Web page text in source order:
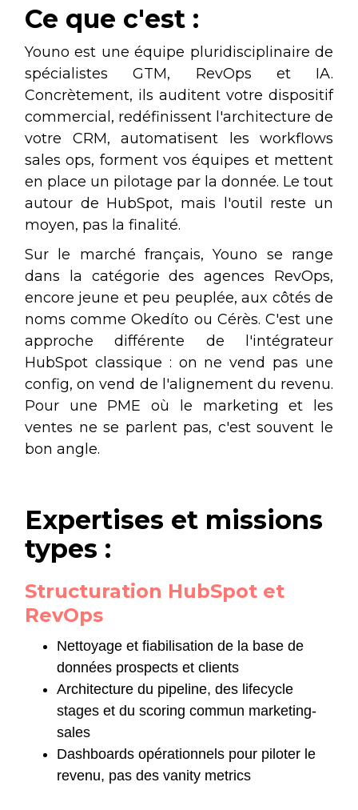
Ce que c'est :
Youno est une équipe pluridisciplinaire de
spécialistes GTM, RevOps et IA.
Concrètement, ils auditent votre dispositif
commercial, redéfinissent l'architecture de
votre CRM, automatisent les workflows
sales ops, forment vos équipes et mettent
en place un pilotage par la donnée. Le tout
autour de HubSpot, mais l'outil reste un
moyen, pas la finalité.
Sur le marché français, Youno se range
dans la catégorie des agences RevOps,
encore jeune et peu peuplée, aux côtés de
noms comme Okedíto ou Cérès. C'est une
approche différente de l'intégrateur
HubSpot classique : on ne vend pas une
config, on vend de l'alignement du revenu.
Pour une PME où le marketing et les
ventes ne se parlent pas, c'est souvent le
bon angle.
Expertises et missions
types :
Structuration HubSpot et
RevOps
Nettoyage et fiabilisation de la base de
données prospects et clients
Architecture du pipeline, des lifecycle
stages et du scoring commun marketing-
sales
Dashboards opérationnels pour piloter le
revenu, pas des vanity metrics